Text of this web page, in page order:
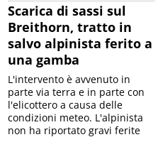
Scarica di sassi sul
Breithorn, tratto in
salvo alpinista ferito a
una gamba
L'intervento è avvenuto in
parte via terra e in parte con
l'elicottero a causa delle
condizioni meteo. L'alpinista
non ha riportato gravi ferite